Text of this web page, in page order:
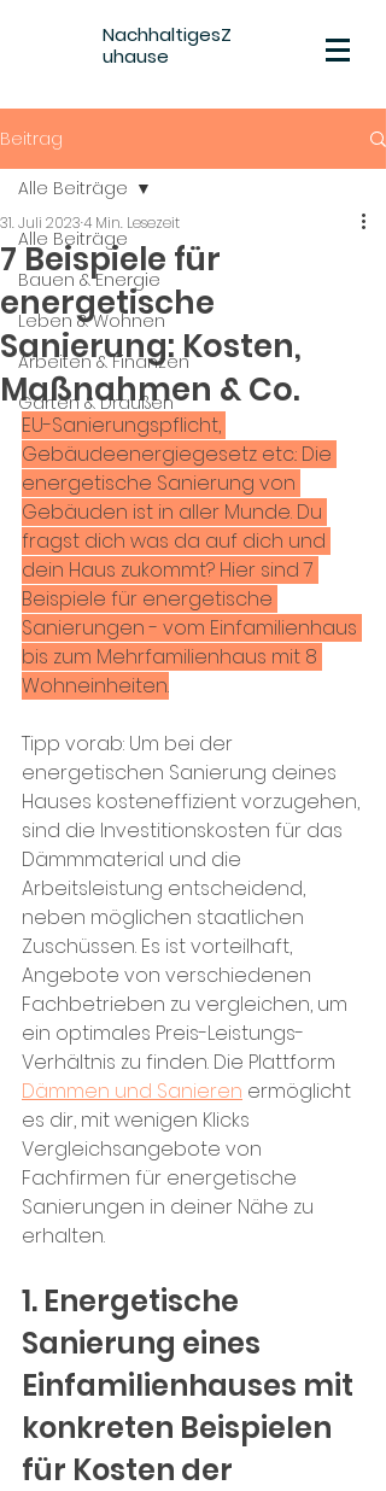
NachhaltigesZ
uhause
Beitrag
Alle Beiträge
Bauen & Energie
Leben & Wohnen
Arbeiten & Finanzen
Garten & Draußen
Alle Beiträge
7 Beispiele für
energetische
Sanierung: Kosten,
Maßnahmen & Co.
31. Juli 20234 Min. Lesezeit
EU-Sanierungspflicht,
Gebäudeenergiegesetz etc.: Die
energetische Sanierung von
Gebäuden ist in aller Munde. Du
fragst dich was da auf dich und
dein Haus zukommt? Hier sind 7
Beispiele für energetische
Sanierungen - vom Einfamilienhaus
bis zum Mehrfamilienhaus mit 8
Wohneinheiten.
Tipp vorab: Um bei der
energetischen Sanierung deines
Hauses kosteneffizient vorzugehen,
sind die Investitionskosten für das
Dämmmaterial und die
Arbeitsleistung entscheidend,
neben möglichen staatlichen
Zuschüssen. Es ist vorteilhaft,
Angebote von verschiedenen
Fachbetrieben zu vergleichen, um
ein optimales Preis-Leistungs-
Verhältnis zu finden. Die Plattform
Dämmen und Sanieren ermöglicht
es dir, mit wenigen Klicks
Vergleichsangebote von
Fachfirmen für energetische
Sanierungen in deiner Nähe zu
erhalten.
1. Energetische
Sanierung eines
Einfamilienhauses mit
konkreten Beispielen
für Kosten der